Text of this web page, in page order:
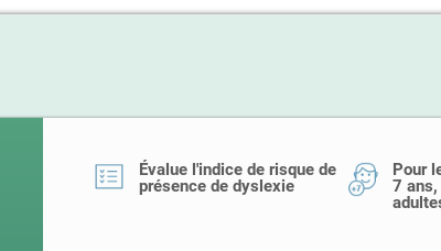
Évalue l'indice de risque de
présence de dyslexie
Pour
7